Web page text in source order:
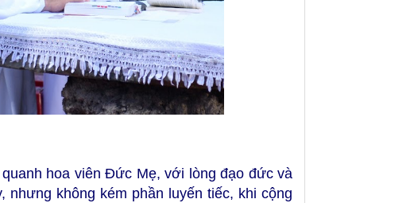
hoa viên Đức Mẹ, với lòng đạo đức và
nhưng không kém phần luyến tiếc, khi cộng